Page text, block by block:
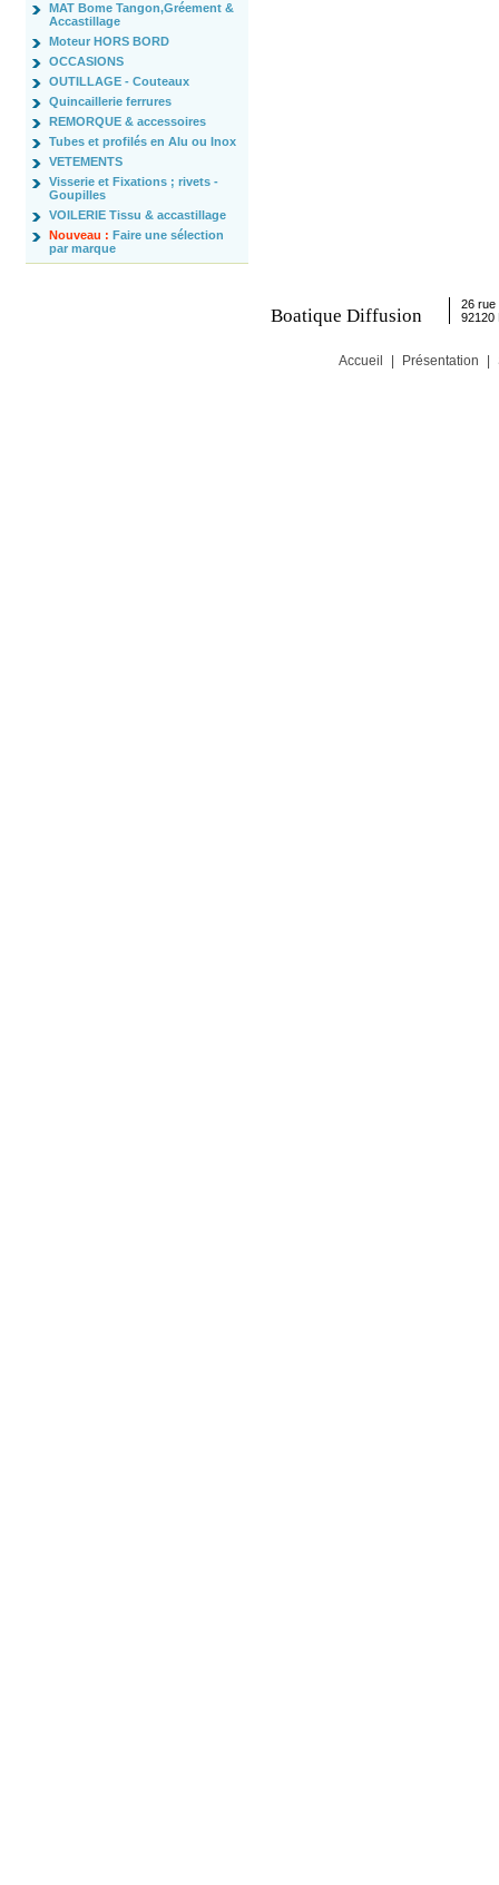
MAT Bome Tangon,Gréement &
Accastillage
Moteur HORS BORD
OCCASIONS
OUTILLAGE - Couteaux
Quincaillerie ferrures
REMORQUE & accessoires
Tubes et profilés en Alu ou Inox
VETEMENTS
Visserie et Fixations ; rivets -
Goupilles
VOILERIE Tissu & accastillage
Nouveau : Faire une sélection
par marque
Boatique Diffusion
26 rue
92120
Accueil Présentation